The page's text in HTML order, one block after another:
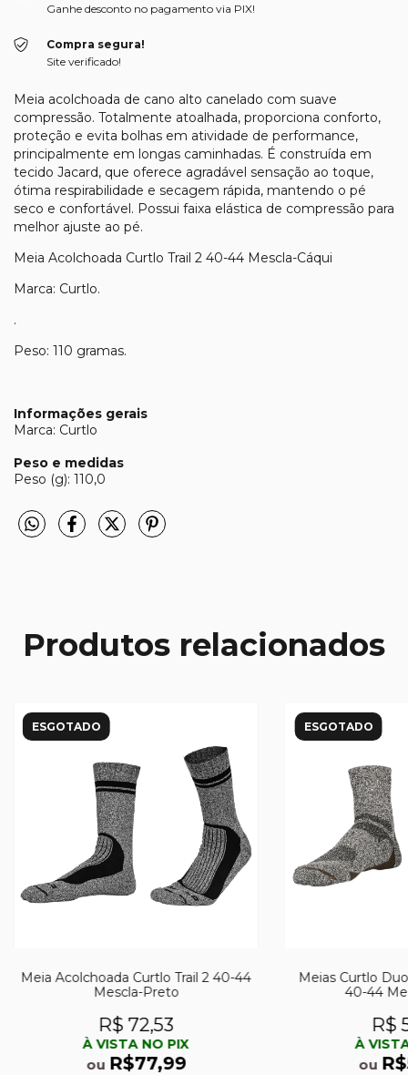
Ganhe desconto no pagamento via PIX!
Compra segura!
Site verificado!
Meia acolchoada de cano alto canelado com suave
compressão. Totalmente atoalhada, proporciona conforto,
proteção e evita bolhas em atividade de performance,
principalmente em longas caminhadas. É construída em
tecido Jacard, que oferece agradável sensação ao toque,
ótima respirabilidade e secagem rápida, mantendo o pé
seco e confortável. Possui faixa elástica de compressão para
melhor ajuste ao pé.
Meia Acolchoada Curtlo Trail 2 40-44 Mescla-Cáqui
Marca: Curtlo.
.
Peso: 110 gramas.
Informações gerais
Marca: Curtlo
Peso e medidas
Peso (g): 110,0
Produtos relacionados
ESGOTADO
Meia Acolchoada Curtlo Trail 2 40-44
Mescla-Preto
R$ 72,53
À VISTA NO PIX
ou R$77,99
ESGOTADO
Meias Curtlo
40-44
R$
À
ou